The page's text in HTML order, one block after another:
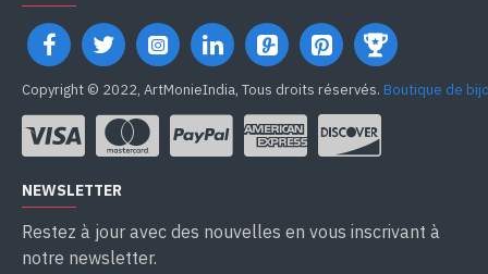
Copyright © 2022, ArtMonieIndia, Tous droits réservés. Boutique de
NEWSLETTER
Restez à jour avec des nouvelles en vous inscrivant à
notre newsletter.